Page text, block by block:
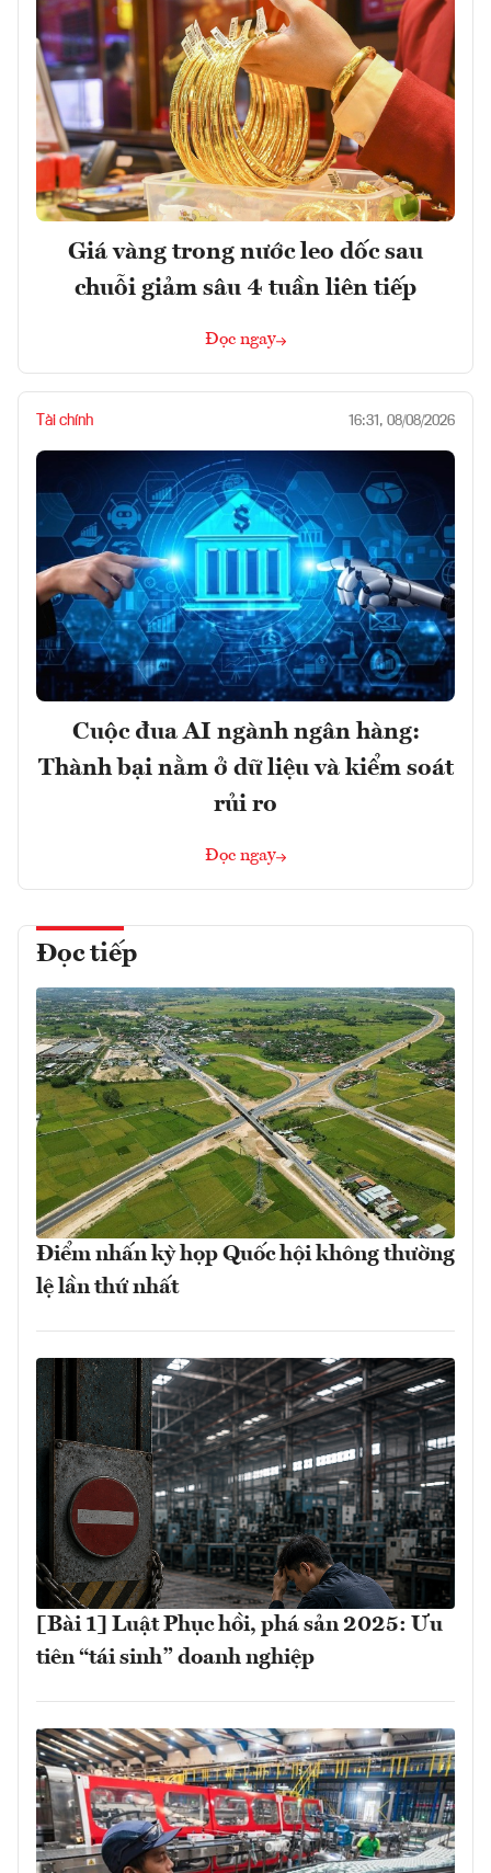
Giá vàng trong nước leo dốc sau
chuỗi giảm sâu 4 tuần liên tiếp
Đọc ngay
Tài chính 16:31, 08/08/2026
Cuộc đua AI ngành ngân hàng:
Thành bại nằm ở dữ liệu và kiểm soát
rủi ro
Đọc ngay
Đọc tiếp
Điểm nhấn kỳ họp Quốc hội không thường
lệ lần thứ nhất
[Bài 1] Luật Phục hồi, phá sản 2025: Ưu
tiên “tái sinh” doanh nghiệp